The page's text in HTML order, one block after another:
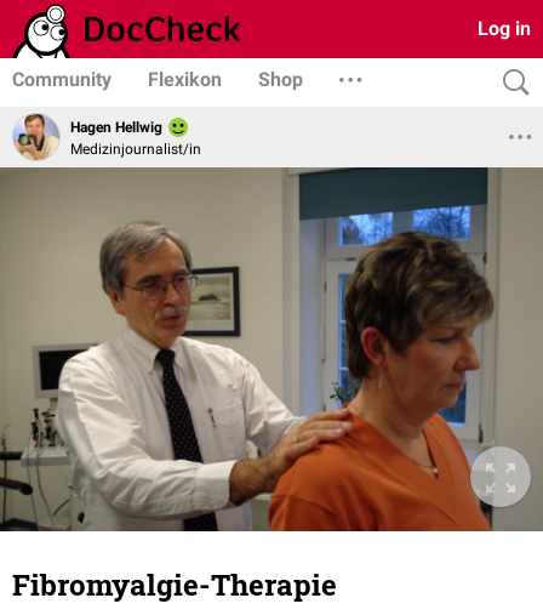
Log in
Community Flexikon Shop
Hagen Hellwig
Medizinjournalist/in
Fibromyalgie-Therapie